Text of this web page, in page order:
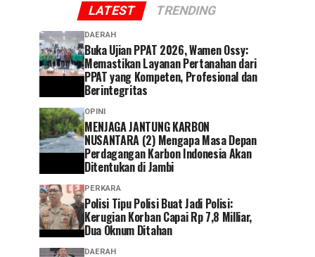
LATEST TRENDING
DAERAH
Buka Ujian PPAT 2026, Wamen Ossy:
Memastikan Layanan Pertanahan dari
PPAT yang Kompeten, Profesional dan
Berintegritas
OPINI
MENJAGA JANTUNG KARBON
NUSANTARA (2) Mengapa Masa Depan
Perdagangan Karbon Indonesia Akan
Ditentukan di Jambi
PERKARA
Polisi Tipu Polisi Buat Jadi Polisi:
Kerugian Korban Capai Rp 7,8 Milliar,
Dua Oknum Ditahan
DAERAH